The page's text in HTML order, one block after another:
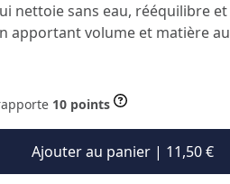
nettoie sans eau, rééquilibre
apportant volume et matière
10 points
Ajouter au panier | 11,50 €